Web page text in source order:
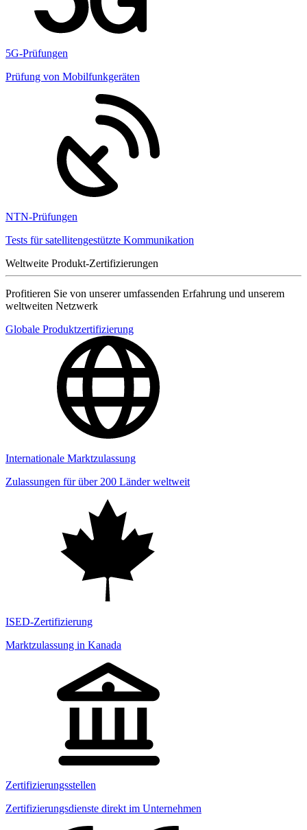
5G-Prüfungen
Prüfung von Mobilfunkgeräten
NTN-Prüfungen
Tests für satellitengestützte Kommunikation
Weltweite Produkt-Zertifizierungen
Profitieren Sie von unserer umfassenden Erfahrung und unserem
weltweiten Netzwerk
Globale Produktzertifizierung
Internationale Marktzulassung
Zulassungen für über 200 Länder weltweit
ISED-Zertifizierung
Marktzulassung in Kanada
Zertifizierungsstellen
Zertifizierungsdienste direkt im Unternehmen